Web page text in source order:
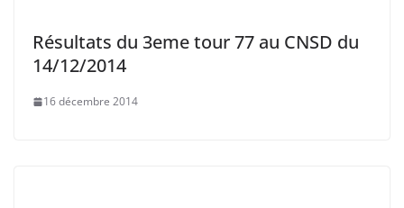
Résultats du 3eme tour 77 au CNSD du
14/12/2014
16 décembre 2014